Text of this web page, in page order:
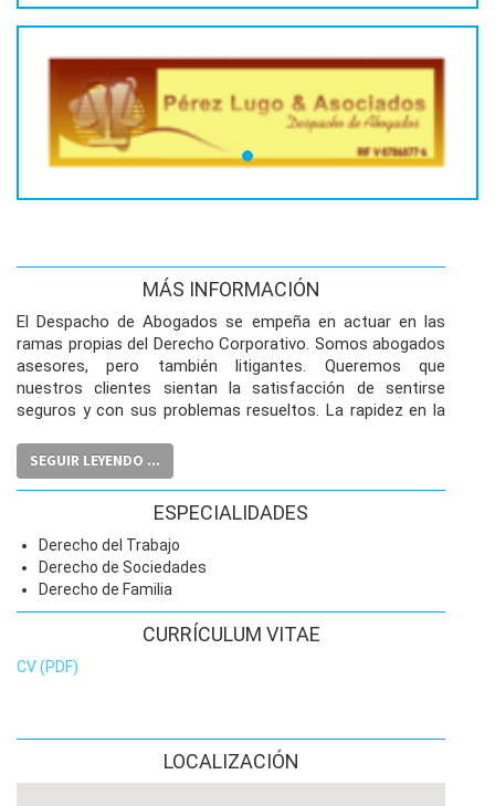
MÁS INFORMACIÓN
El Despacho de Abogados se empeña en actuar en las
ramas propias del Derecho Corporativo. Somos abogados
asesores, pero también litigantes. Queremos que
nuestros clientes sientan la satisfacción de sentirse
seguros y con sus problemas resueltos. La rapidez en la
en la carta de presentación. La responsabilidad es nuestra
piedra angular. La Confianza se gana día a día,
el cual se halla, y cuáles son las alternativas de solución.
Nuestro cliente siempre estará informado de su causa, de
manera pormenorizada. No hay sorpresas, sino
soluciones.
SEGUIR LEYENDO ...
ESPECIALIDADES
Derecho del Trabajo
Derecho de Sociedades
Derecho de Familia
CURRÍCULUM VITAE
CV (PDF)
LOCALIZACIÓN